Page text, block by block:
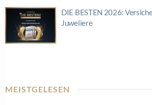
DIE BESTEN 2026:
Juweliere
MEISTGELESEN